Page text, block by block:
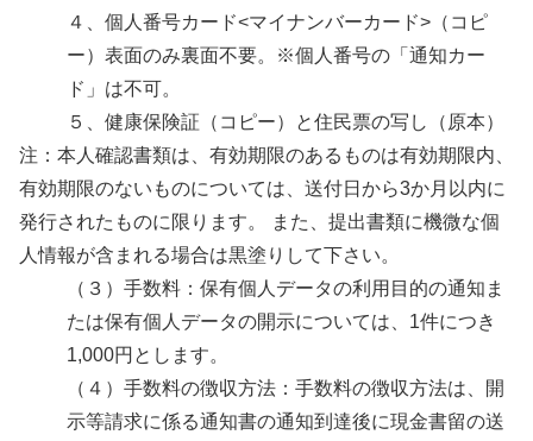
４、個人番号カード<マイナンバーカード>（コピ
ー）表面のみ裏面不要。※個人番号の「通知カー
ド」は不可。
５、健康保険証（コピー）と住民票の写し（原本）
注：本人確認書類は、有効期限のあるものは有効期限内、
有効期限のないものについては、送付日から3か月以内に
発行されたものに限ります。 また、提出書類に機微な個
人情報が含まれる場合は黒塗りして下さい。
（３）手数料：保有個人データの利用目的の通知ま
たは保有個人データの開示については、1件につき
1,000円とします。
（４）手数料の徴収方法：手数料の徴収方法は、開
示等請求に係る通知書の通知到達後に現金書留の送